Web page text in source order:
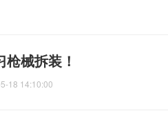
械拆装！
18 14:10:00